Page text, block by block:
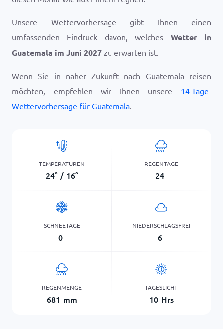
Unsere Wettervorhersage gibt Ihnen einen
umfassenden Eindruck davon, welches Wetter in
Guatemala im Juni 2027 zu erwarten ist.
Wenn Sie in naher Zukunft nach Guatemala reisen
möchten, empfehlen wir Ihnen unsere 14-Tage-
Wettervorhersage für Guatemala.
TEMPERATUREN
24° / 16°
REGENTAGE
24
SCHNEETAGE
0
NIEDERSCHLAGSFREI
6
REGENMENGE
681 mm
TAGESLICHT
10 Hrs